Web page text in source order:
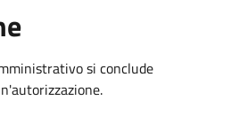
si conclude